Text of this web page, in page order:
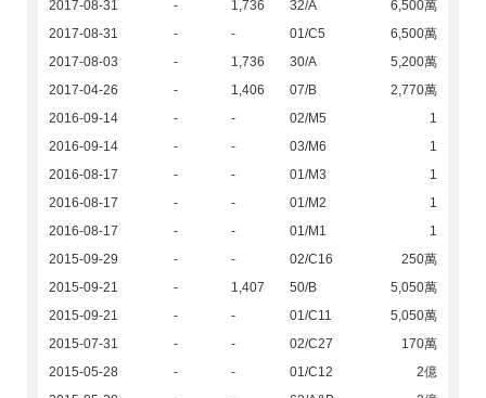
2017-08-31
- 1,736 32/A
6,500萬
2017-08-31
- - 01/C5
6,500萬
2017-08-03
- 1,736 30/A
5,200萬
2017-04-26
- 1,406 07/B
2,770萬
2016-09-14
- - 02/M5
1
2016-09-14
- - 03/M6
1
2016-08-17
- - 01/M3
1
2016-08-17
- - 01/M2
1
2016-08-17
- - 01/M1
1
2015-09-29
- - 02/C16
250萬
2015-09-21
- 1,407 50/B
5,050萬
2015-09-21
- - 01/C11
5,050萬
2015-07-31
- - 02/C27
170萬
2015-05-28
- - 01/C12
2億